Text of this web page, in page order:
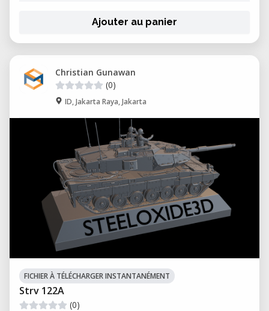
Ajouter au panier
Christian Gunawan
(0)
ID, Jakarta Raya, Jakarta
FICHIER À TÉLÉCHARGER INSTANTANÉMENT
Strv 122A
(0)